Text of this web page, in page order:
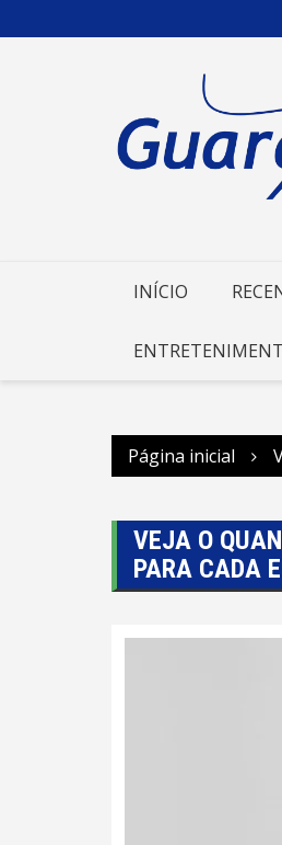
para
INÍCIO
Página inicial
VEJA O
PARA CADA